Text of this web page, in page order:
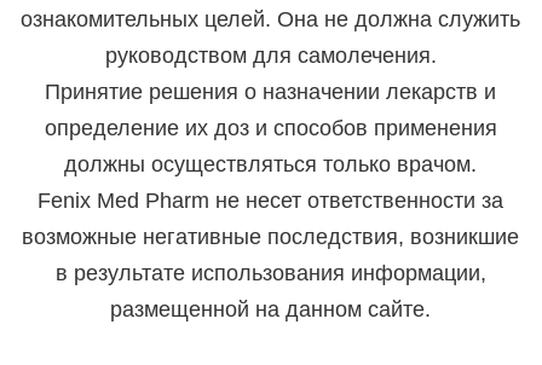
ознакомительных целей. Она не должна служить
руководством для самолечения.
Принятие решения о назначении лекарств и
определение их доз и способов применения
должны осуществляться только врачом.
Fenix Med Pharm не несет ответственности за
возможные негативные последствия, возникшие
в результате использования информации,
размещенной на данном сайте.